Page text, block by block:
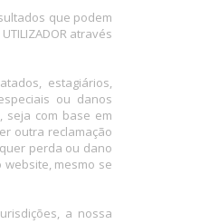
que podem
através
estagiários,
ou danos
seja com base em
outra reclamação
perda ou dano
mesmo se
a nossa